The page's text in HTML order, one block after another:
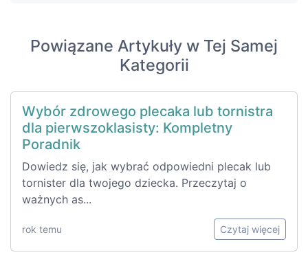
Powiązane Artykuły w Tej Samej
Kategorii
Wybór zdrowego plecaka lub tornistra
dla pierwszoklasisty: Kompletny
Poradnik
Dowiedz się, jak wybrać odpowiedni plecak lub
tornister dla twojego dziecka. Przeczytaj o
ważnych as...
rok temu Czytaj więcej